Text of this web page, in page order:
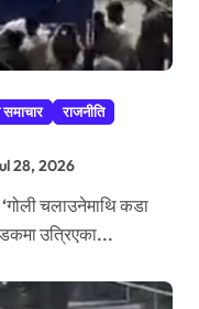
राजनीति
28, 2026
उत्रिएका...